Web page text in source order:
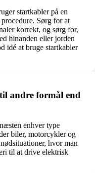
startkabler på en
Sørg for at
korrekt, og sørg for,
hinanden eller jorden
idé at bruge startkabler
andre formål end
enhver type
biler, motorcykler og
hvor man
til at drive elektrisk